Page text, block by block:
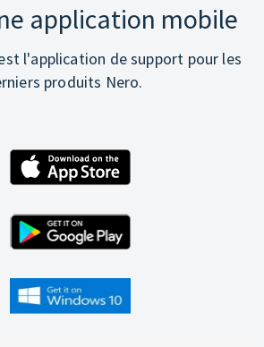
application mobile
l'application de support pour les
produits Nero.